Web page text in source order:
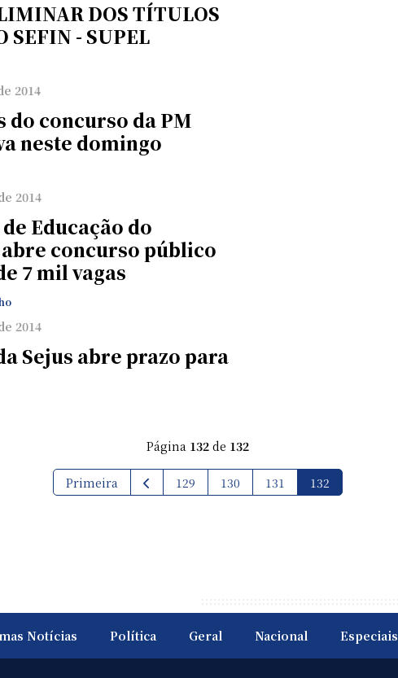
DOS TÍTULOS
SEFIN - SUPEL
2014
do concurso da PM
neste domingo
2014
Educação do
concurso público
7 mil vagas
2014
Sejus abre prazo para
Página 132 de 132
Primeira 129 130 131 132
Notícias Política Geral Nacional Especiais